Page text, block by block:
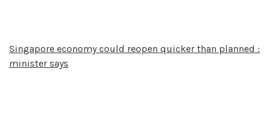
Singapore economy could reopen quicker than planned :
minister says